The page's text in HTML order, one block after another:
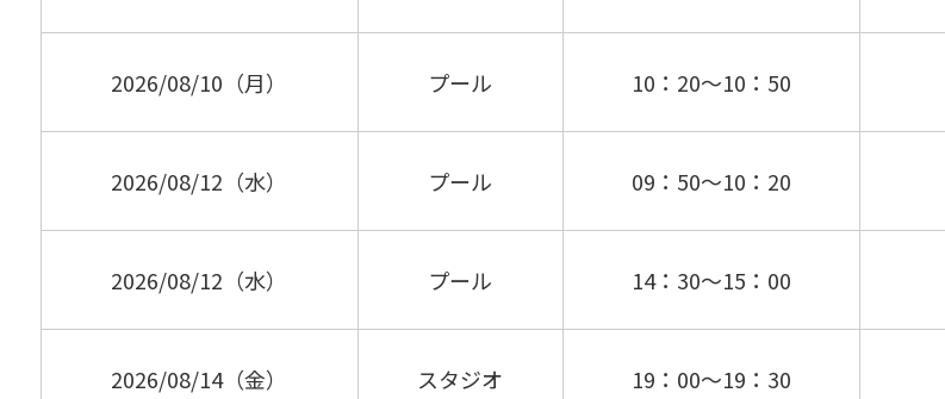
2026/08/10（月） プール 10：20～10：50
2026/08/12（水） プール 09：50～10：20
2026/08/12（水） プール 14：30～15：00
2026/08/14（金） スタジオ 19：00～19：30